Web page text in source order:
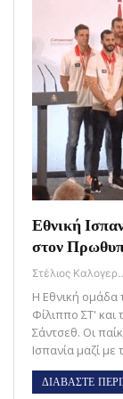
Εθνική
στον
Η Εθνική ομάδα
Φίλιππο ΣΤ'
Σάντσεθ. Οι
Ισπανία μαζί με
ΔΙΑΒΑΣΤΕ